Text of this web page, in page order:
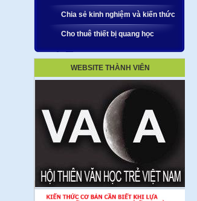
Chia sẻ kinh nghiệm và kiến thức
Cho thuê thiết bị quang học
WEBSITE THÀNH VIÊN